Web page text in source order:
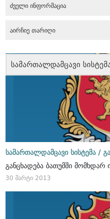
სამართალდამცავი
ძველი ინფორმაცია
სამართალდამცავი სისტემა /
განცხადება ბათუმში მომხდარ
30 მარტი 2013